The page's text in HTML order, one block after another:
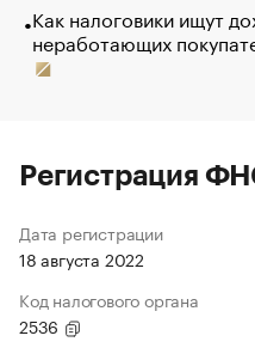
Как налоговики ищут
неработающих
Регистрация
Дата регистрации
18 августа 2022
Код налогового органа
2536